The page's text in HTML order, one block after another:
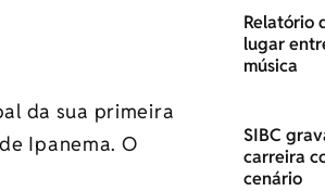
da sua primeira
Ipanema. O
Relatório
lugar
música
SIBC
carreira
cenário